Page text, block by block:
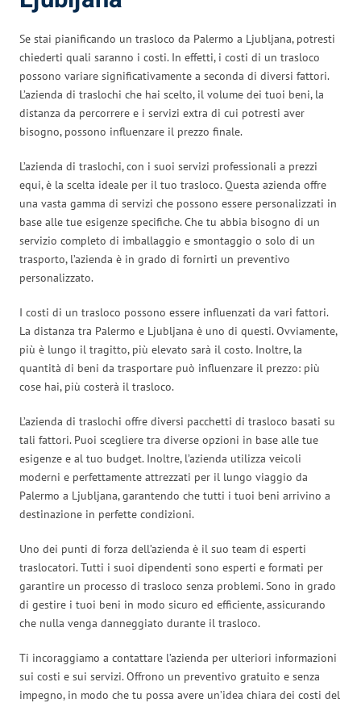
Se stai pianificando un trasloco da Palermo a Ljubljana, potresti
chiederti quali saranno i costi. In effetti, i costi di un trasloco
possono variare significativamente a seconda di diversi fattori.
L’azienda di traslochi che hai scelto, il volume dei tuoi beni, la
distanza da percorrere e i servizi extra di cui potresti aver
bisogno, possono influenzare il prezzo finale.
L’azienda di traslochi, con i suoi servizi professionali a prezzi
equi, è la scelta ideale per il tuo trasloco. Questa azienda offre
una vasta gamma di servizi che possono essere personalizzati in
base alle tue esigenze specifiche. Che tu abbia bisogno di un
servizio completo di imballaggio e smontaggio o solo di un
trasporto, l’azienda è in grado di fornirti un preventivo
personalizzato.
I costi di un trasloco possono essere influenzati da vari fattori.
La distanza tra Palermo e Ljubljana è uno di questi. Ovviamente,
più è lungo il tragitto, più elevato sarà il costo. Inoltre, la
quantità di beni da trasportare può influenzare il prezzo: più
cose hai, più costerà il trasloco.
L’azienda di traslochi offre diversi pacchetti di trasloco basati su
tali fattori. Puoi scegliere tra diverse opzioni in base alle tue
esigenze e al tuo budget. Inoltre, l’azienda utilizza veicoli
moderni e perfettamente attrezzati per il lungo viaggio da
Palermo a Ljubljana, garantendo che tutti i tuoi beni arrivino a
destinazione in perfette condizioni.
Uno dei punti di forza dell’azienda è il suo team di esperti
traslocatori. Tutti i suoi dipendenti sono esperti e formati per
garantire un processo di trasloco senza problemi. Sono in grado
di gestire i tuoi beni in modo sicuro ed efficiente, assicurando
che nulla venga danneggiato durante il trasloco.
Ti incoraggiamo a contattare l’azienda per ulteriori informazioni
sui costi e sui servizi. Offrono un preventivo gratuito e senza
impegno, in modo che tu possa avere un’idea chiara dei costi del